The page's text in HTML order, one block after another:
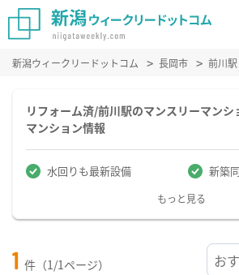
新潟ウィークリードットコム 長岡市 前川駅
リフォーム済/前川駅のマンスリーマンシ
マンション情報
水回りも最新設備 新築
もっと見る
1 件（1/1ページ）